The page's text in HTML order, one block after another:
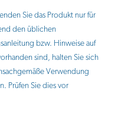
Sie das Produkt nur für
den üblichen
bzw. Hinweise auf
sind, halten Sie sich
Verwendung
Prüfen Sie dies vor